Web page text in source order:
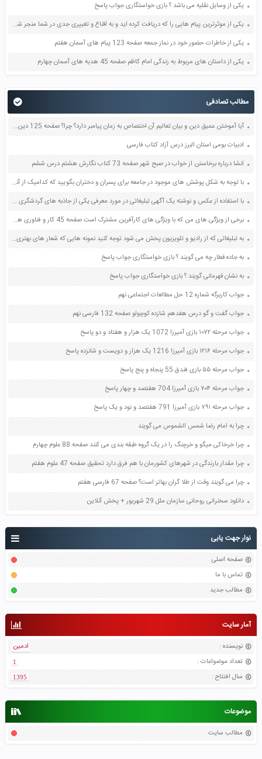
نوار جهت یابی
صفحه اصلی
تماس با ما
مطالب جدید
آمار سایت
نویسنده :
ادمین
تعداد موضواعات :
1
سال افتتاح :
1395
موضوعات
مطالب سایت
یکی از وسایل نقلیه می باشد ؟ بازی خواستگاری جواب پاسخ
یکی از موثرترین پیام هایی را که دریافت کرده اید و به اقناع و تغییری جدی در شما منجر شده است برسی کنید و علت این تاثیر گذاری قابل توجه را بنویسید صفحه 52 تفکر و سواد رسانه ای دهم
یکی از خاطرات حضور خود در نماز جمعه صفحه 123 پیام های آسمان هفتم
یکی از داستان های مربوط به زندگی امام کاظم صفحه 45 هدیه های آسمان چهارم
مطالب تصادفی
آیا آموختن عمیق دین و بیان تعالیم آن اختصاص به زمان پیامبر دارد؟ چرا؟ صفحه 125 دین و زندگی یازدهم
ادبیات بومی استان البرز درس آزاد کتاب فارسی
انشا درباره برخاستن از خواب در صبح شهر صفحه 73 کتاب نگارش هشتم درس ششم
با توجه به شکل پوشش های موجود در جامعه برای پسران و دختران بگویید که کدامیک از آنها عفت افراد را بیشتر تضمین می کند؟ صفحه 141 دین و زندگی دهم
با استفاده از عکس و نوشته یک آگهی تبلیغاتی در مورد معرفی یکی از جاذبه های گردشگری شهر خود تهیه کنید صفحه 41 فرهنگ و هنر نهم
برخی از ویژگی های من که با ویژگی های کارآفرین مشترک است صفحه 45 کار و فناوری هفتم
به تبلیغاتی که از رادیو و تلویزیون پخش می شود توجه کنید نمونه هایی که شعار های بهتری دارند صفحه 41 فرهنگ و هنر نهم
به جاده قطار چه می گویند ؟ بازی خواستگاری جواب پاسخ
به نشان قهرمانی گویند ؟ بازی خواستگاری جواب پاسخ
جواب کاربرگه شماره 12 حل مطالعات اجتماعی نهم
جواب گفت و گو درس هفدهم شازده کوچولو صفحه 132 فارسی نهم
جواب مرحله ۱۰۷۲ بازی آمیرزا 1072 یک هزار و هفتاد و دو پاسخ
جواب مرحله ۱۲۱۶ بازی آمیرزا 1216 یک هزار و دویست و شانزده پاسخ
جواب مرحله ۵۵ بازی فندق 55 پنجاه و پنج پاسخ
جواب مرحله ۷۰۴ بازی آمیرزا 704 هفتصد و چهار پاسخ
جواب مرحله ۷۹۱ بازی آمیرزا 791 هفتصد و نود و یک پاسخ
چرا به امام رضا شمس الشموس می گویند
چرا خرخاکی میگو و خرچنگ را در یک گروه طبقه بندی می کنند صفحه 88 علوم چهارم
چرا مقدار بارندگی در شهرهای کشورمان با هم فرق دارد تحقیق صفحه 47 علوم هفتم
چرا می گویند وقت از طلا گران بهاتر است؟ صفحه 67 فارسی هفتم
دانلود سخنرانی روحانی سازمان ملل 29 شهریور + پخش آنلاین